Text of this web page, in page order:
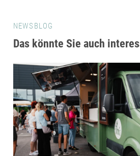
NEWSBLOG
Das könnte Sie auch